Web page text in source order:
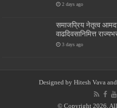
2 days ago
समाजप्रिय नेतृत्व
वाढदिवसानिमित्त
3 days ago
Designed by Hitesh Vava and
© Copyright 2026,